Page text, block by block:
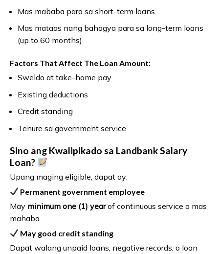
Mas mababa para sa short-term loans
Mas mataas nang bahagya para sa long-term loans
(up to 60 months)
Factors That Affect The Loan Amount:
Sweldo at take-home pay
Existing deductions
Credit standing
Tenure sa government service
Sino ang Kwalipikado sa Landbank Salary
Loan?
Upang maging eligible, dapat ay:
Permanent government employee
May minimum one (1) yearof continuous service o mas
mahaba.
May good credit standing
Dapat walang unpaid loans, negative records, o loan